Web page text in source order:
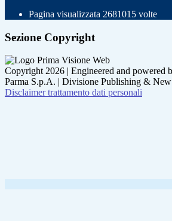
Pagina visualizzata 2681015 volte
Sezione Copyright
Copyright 2026 | Engineered and powered
Parma S.p.A. | Divisione Publishing &
Disclaimer trattamento dati personali